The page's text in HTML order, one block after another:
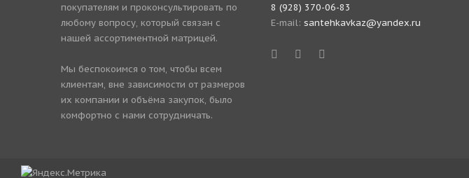
покупателям и проконсультировать по
любому вопросу, который связан с
нашей ассортиментной матрицей.
Мы беспокоимся о том, чтобы всем
клиентам, вне зависимости от размеров
их компании и объёма закупок, было
комфортно с нами сотрудничать.
8 (928) 370-06-83
E-mail: santehkavkaz@yandex.ru